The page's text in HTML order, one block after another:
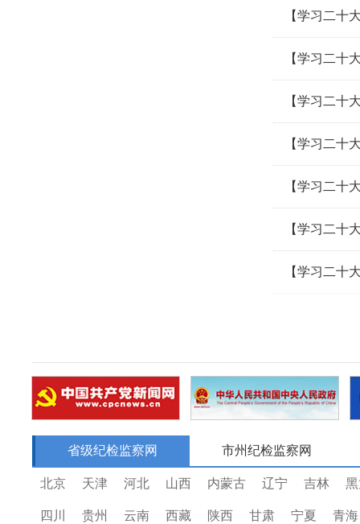
【学习二十
【学习二十
【学习二十
【学习二十
【学习二十
【学习二十
【学习二十
省级纪检监察网 市州纪检监察网
北京 天津 河北 山西 内蒙古 辽宁 吉林
四川 贵州 云南 西藏 陕西 甘肃 宁夏 青海